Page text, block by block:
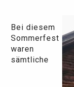
Bei diesem
Sommerfest
waren
sämtliche